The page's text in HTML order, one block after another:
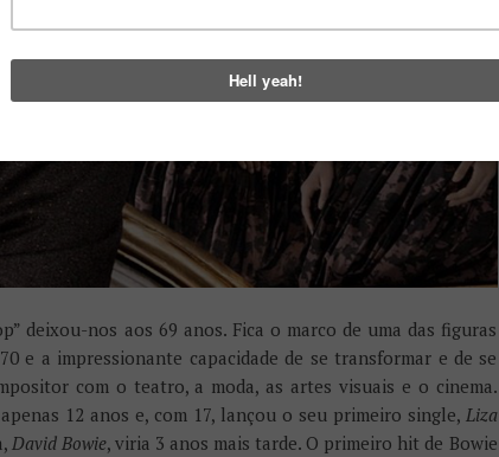
deixou-nos aos 69 anos. Fica o marco de uma das figuras
e a impressionante capacidade de se transformar e de se
com o teatro, a moda, as artes visuais e o cinema.
12 anos e, com 17, lançou o seu primeiro single, Liza
David Bowie, viria 3 anos mais tarde. O primeiro hit de Bowie